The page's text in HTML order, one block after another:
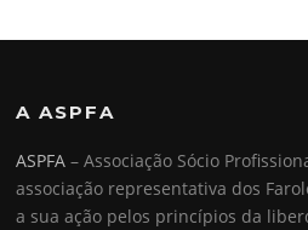
A ASPFA
ASPFA – Associação Sócio
associação representativa dos
a sua ação pelos princípios da